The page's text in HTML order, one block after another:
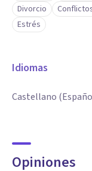
Divorcio
Estrés
Idiomas
Castellano
Opiniones